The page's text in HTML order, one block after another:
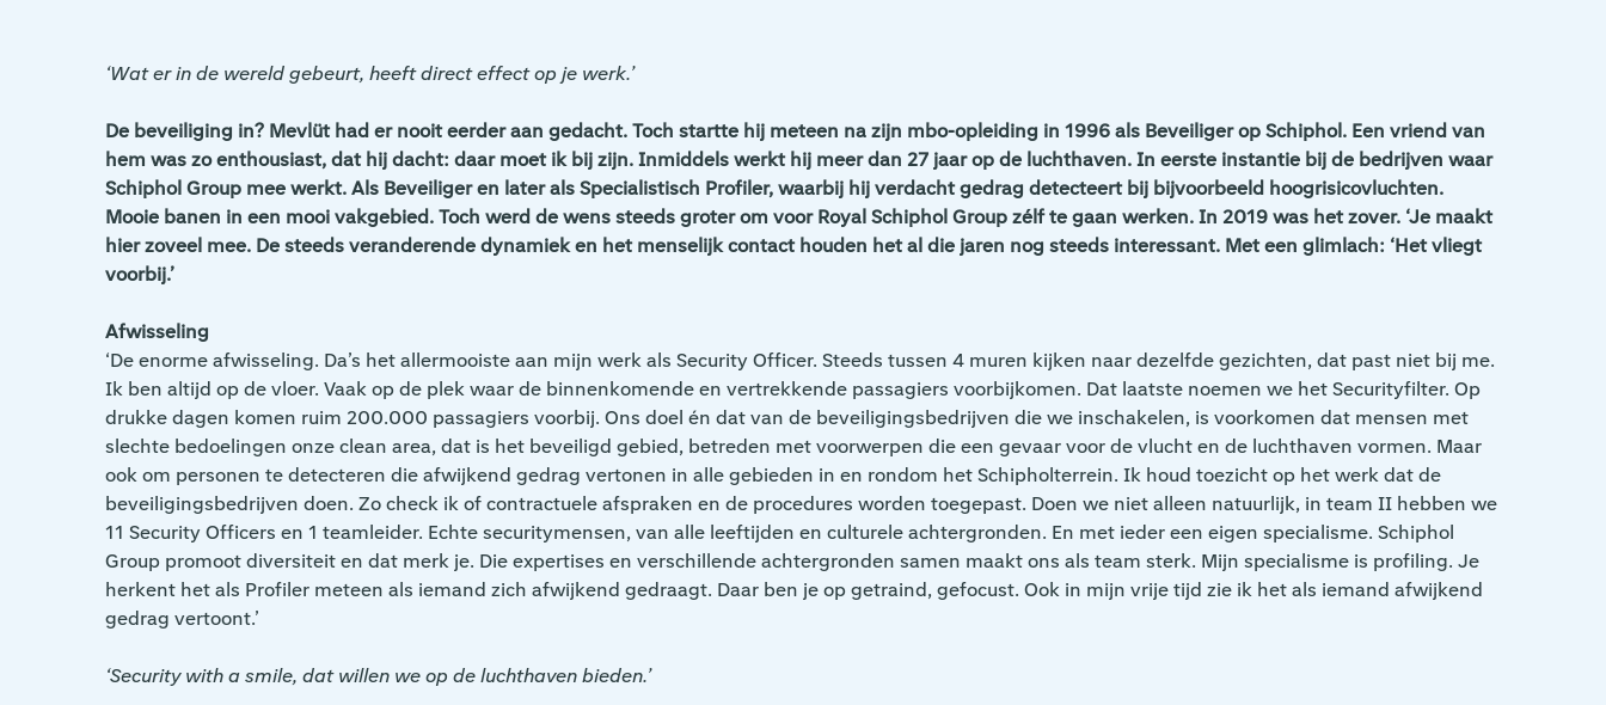
‘Wat er in de wereld gebeurt, heeft direct effect op je werk.’
De beveiliging in? Mevlüt had er nooit eerder aan gedacht. Toch startte hij meteen na zijn mbo-opleiding in 1996 als Beveiliger op Schiphol. Een vriend van
hem was zo enthousiast, dat hij dacht: daar moet ik bij zijn. Inmiddels werkt hij meer dan 27 jaar op de luchthaven. In eerste instantie bij de bedrijven waar
Schiphol Group mee werkt. Als Beveiliger en later als Specialistisch Profiler, waarbij hij verdacht gedrag detecteert bij bijvoorbeeld hoogrisicovluchten.
Mooie banen in een mooi vakgebied. Toch werd de wens steeds groter om voor Royal Schiphol Group zélf te gaan werken. In 2019 was het zover. ‘Je maakt
hier zoveel mee. De steeds veranderende dynamiek en het menselijk contact houden het al die jaren nog steeds interessant. Met een glimlach: ‘Het vliegt
voorbij.’
Afwisseling
‘De enorme afwisseling. Da’s het allermooiste aan mijn werk als Security Officer. Steeds tussen 4 muren kijken naar dezelfde gezichten, dat past niet bij me.
Ik ben altijd op de vloer. Vaak op de plek waar de binnenkomende en vertrekkende passagiers voorbijkomen. Dat laatste noemen we het Securityfilter. Op
drukke dagen komen ruim 200.000 passagiers voorbij. Ons doel én dat van de beveiligingsbedrijven die we inschakelen, is voorkomen dat mensen met
slechte bedoelingen onze clean area, dat is het beveiligd gebied, betreden met voorwerpen die een gevaar voor de vlucht en de luchthaven vormen. Maar
ook om personen te detecteren die afwijkend gedrag vertonen in alle gebieden in en rondom het Schipholterrein. Ik houd toezicht op het werk dat de
beveiligingsbedrijven doen. Zo check ik of contractuele afspraken en de procedures worden toegepast. Doen we niet alleen natuurlijk, in team II hebben we
11 Security Officers en 1 teamleider. Echte securitymensen, van alle leeftijden en culturele achtergronden. En met ieder een eigen specialisme. Schiphol
Group promoot diversiteit en dat merk je. Die expertises en verschillende achtergronden samen maakt ons als team sterk. Mijn specialisme is profiling. Je
herkent het als Profiler meteen als iemand zich afwijkend gedraagt. Daar ben je op getraind, gefocust. Ook in mijn vrije tijd zie ik het als iemand afwijkend
gedrag vertoont.’
‘Security with a smile, dat willen we op de luchthaven bieden.’